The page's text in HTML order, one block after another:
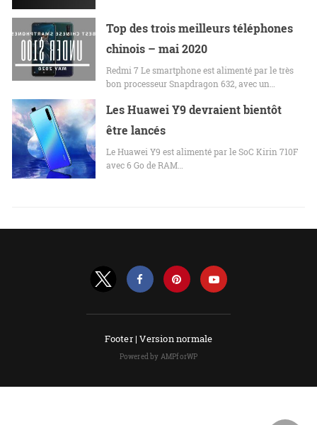
Top des trois meilleurs téléphones
chinois – mai 2020
Redmi 7 Le smartphone est alimenté par le très
bon processeur Snapdragon 632, avec un…
Les Huawei Y9 devraient bientôt
être lancés
Le Huawei Y9 est alimenté par le SoC Kirin 710F
avec 6 Go de RAM…
Footer |Version normale
Powered by AMPforWP